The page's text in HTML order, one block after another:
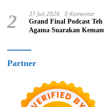
2 31 Juli 2026 0 Komentar
Grand Final Podcast
Agama Suarakan
Partner